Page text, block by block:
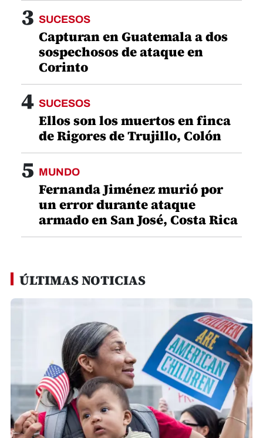
3 SUCESOS
Capturan en Guatemala a dos
sospechosos de ataque en
Corinto
4 SUCESOS
Ellos son los muertos en finca
de Rigores de Trujillo, Colón
5 MUNDO
Fernanda Jiménez murió por
un error durante ataque
armado en San José, Costa Rica
ÚLTIMAS NOTICIAS